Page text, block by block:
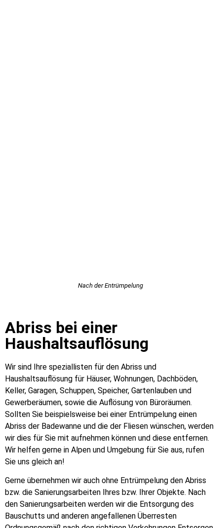
Nach der Entrümpelung
Abriss bei einer
Haushaltsauflösung
Wir sind Ihre speziallisten für den Abriss und
Haushaltsauflösung für Häuser, Wohnungen, Dachböden,
Keller, Garagen, Schuppen, Speicher, Gartenlauben und
Gewerberäumen, sowie die Auflösung von Büroräumen.
Sollten Sie beispielsweise bei einer Entrümpelung einen
Abriss der Badewanne und die der Fliesen wünschen, werden
wir dies für Sie mit aufnehmen können und diese entfernen.
Wir helfen gerne in Alpen und Umgebung für Sie aus, rufen
Sie uns gleich an!
Gerne übernehmen wir auch ohne Entrümpelung den Abriss
bzw. die Sanierungsarbeiten Ihres bzw. Ihrer Objekte. Nach
den Sanierungsarbeiten werden wir die Entsorgung des
Bauschutts und anderen angefallenen Überresten